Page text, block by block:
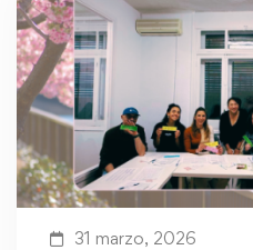
31 marzo, 2026